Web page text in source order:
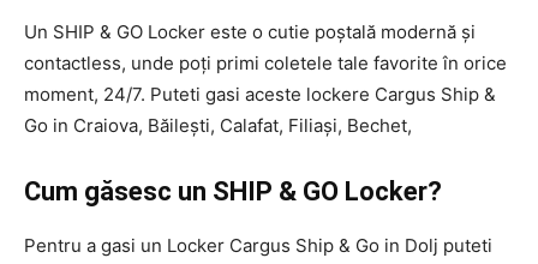
Un SHIP & GO Locker este o cutie poștală modernă și
contactless, unde poți primi coletele tale favorite în orice
moment, 24/7. Puteti gasi aceste lockere Cargus Ship &
Go in Craiova, Băilești, Calafat, Filiași, Bechet,
Cum găsesc un SHIP & GO Locker?
Pentru a gasi un Locker Cargus Ship & Go in Dolj puteti